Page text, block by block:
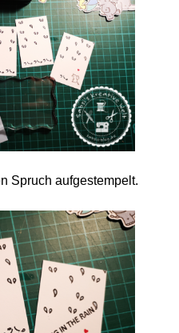
Spruch aufgestempelt.